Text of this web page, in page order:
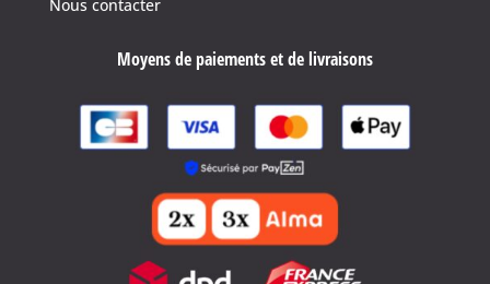
Nous contacter
Moyens de paiements et de livraisons